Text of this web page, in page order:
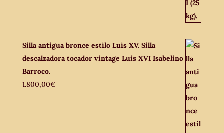
Silla antigua bronce estilo Luis XV. Silla
descalzadora tocador vintage Luis XVI Isabelino
Barroco.
1.800,00€